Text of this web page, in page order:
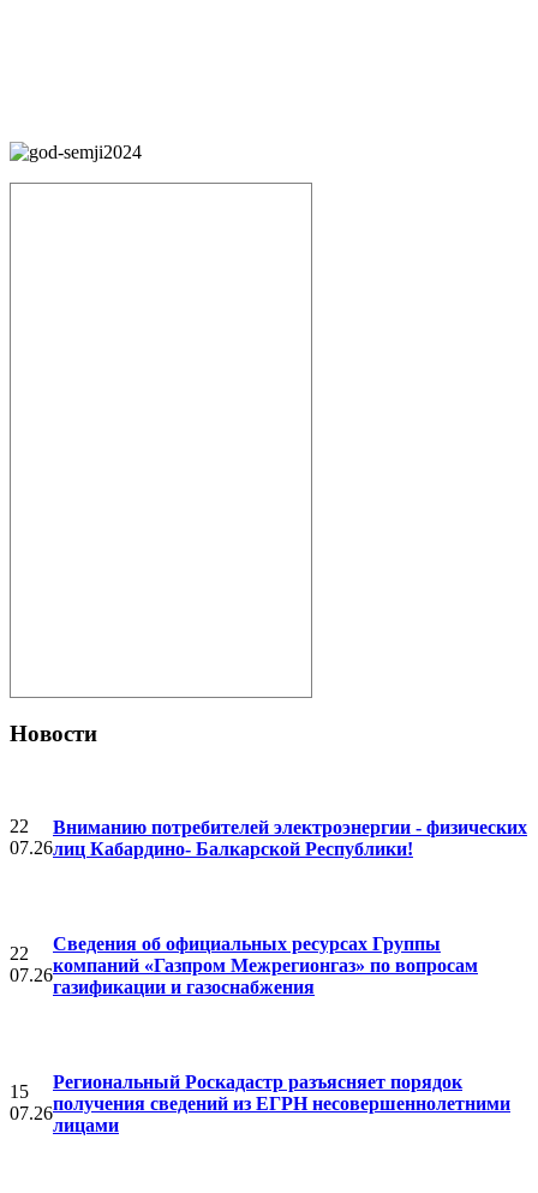
Новости
22
07.26
Вниманию потребителей электроэнергии - физических
лиц Кабардино- Балкарской Республики!
22
07.26
Cведения об официальных ресурсах Группы
компаний «Газпром Межрегионгаз» по вопросам
газификации и газоснабжения
15
07.26
Региональный Роскадастр разъясняет порядок
получения сведений из ЕГРН несовершеннолетними
лицами